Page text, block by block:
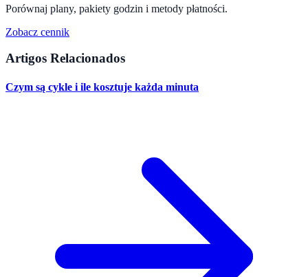
Porównaj plany, pakiety godzin i metody płatności.
Zobacz cennik
Artigos Relacionados
Czym są cykle i ile kosztuje każda minuta